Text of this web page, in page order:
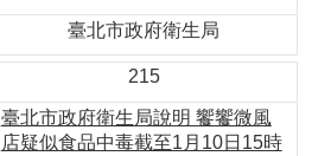
臺北市政府衛生局
215
臺北市政府衛生局說明 饗饗微風
店疑似食品中毒截至1月10日15時